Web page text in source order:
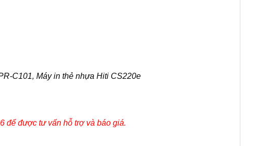
C101, Máy in thẻ nhựa Hiti CS220e
để được tư vấn hỗ trợ và báo giá.